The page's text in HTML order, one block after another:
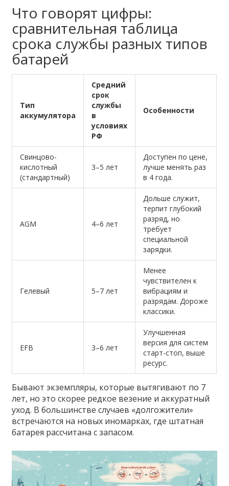
Что говорят цифры:
сравнительная таблица
срока службы разных типов
батарей
Тип
аккумулятора
Средний
срок
службы
в
условиях
РФ
Особенности
Свинцово-
кислотный
(стандартный)
3–5 лет
Доступен по цене,
лучше менять раз
в 4 года.
AGM 4–6 лет
Дольше служит,
терпит глубокий
разряд, но
требует
специальной
зарядки.
Гелевый 5–7 лет
Менее
чувствителен к
вибрациям и
разрядам. Дороже
классики.
EFB 3–6 лет
Улучшенная
версия для систем
старт-стоп, выше
ресурс.
Бывают экземпляры, которые вытягивают по 7
лет, но это скорее редкое везение и аккуратный
уход. В большинстве случаев «долгожители»
встречаются на новых иномарках, где штатная
батарея рассчитана с запасом.